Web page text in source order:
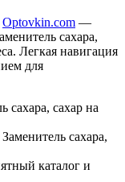
Optovkin.com —
сахара,
Легкая навигация
для
сахара, сахар на
сахара,
каталог и